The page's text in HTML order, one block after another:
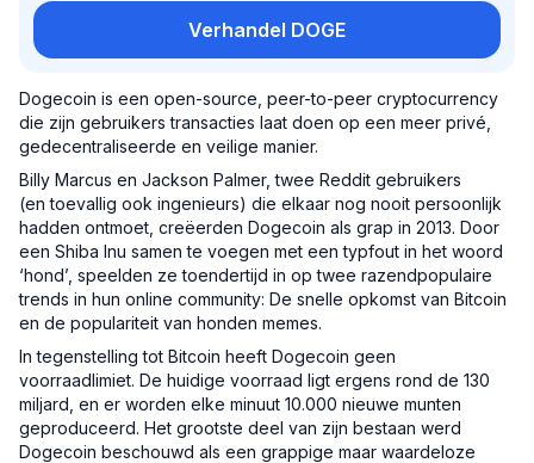
Verhandel DOGE
Dogecoin is een open-source, peer-to-peer cryptocurrency
die zijn gebruikers transacties laat doen op een meer privé,
gedecentraliseerde en veilige manier.
Billy Marcus en Jackson Palmer, twee Reddit gebruikers
(en toevallig ook ingenieurs) die elkaar nog nooit persoonlijk
hadden ontmoet, creëerden Dogecoin als grap in 2013. Door
een Shiba Inu samen te voegen met een typfout in het woord
‘hond’, speelden ze toendertijd in op twee razendpopulaire
trends in hun online community: De snelle opkomst van Bitcoin
en de populariteit van honden memes.
In tegenstelling tot Bitcoin heeft Dogecoin geen
voorraadlimiet. De huidige voorraad ligt ergens rond de 130
miljard, en er worden elke minuut 10.000 nieuwe munten
geproduceerd. Het grootste deel van zijn bestaan werd
Dogecoin beschouwd als een grappige maar waardeloze